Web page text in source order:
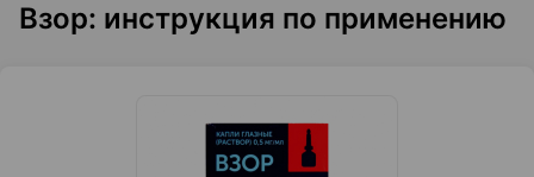
Взор: инструкция по применению